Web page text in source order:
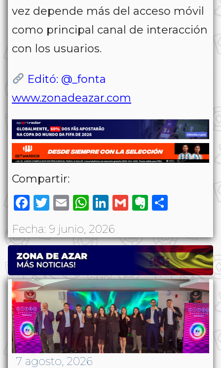
vez depende más del acceso móvil
como principal canal de interacción
con los usuarios.
Editó: @_fonta
www.zonadeazar.com
Compartir:
Facebook
Twitter
EmailWhatsApp
LinkedIn
GmailEvernote
Fecha: 9 junio, 2026
7 agosto, 2026